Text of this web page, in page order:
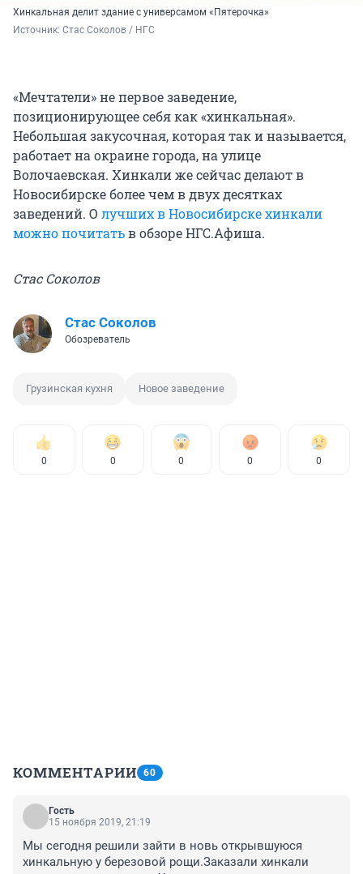
Хинкальная делит здание с универсамом «Пятерочка»
Источник: Стас Соколов / НГС
«Мечтатели» не первое заведение,
позиционирующее себя как «хинкальная».
Небольшая закусочная, которая так и называется,
работает на окраине города, на улице
Волочаевская. Хинкали же сейчас делают в
Новосибирске более чем в двух десятках
заведений. О лучших в Новосибирске хинкали
можно почитатьв обзоре НГС.Афиша.
Стас Соколов
Стас Соколов
Обозреватель
Грузинская кухня Новое заведение
0 0 0 0 0
КОММЕНТАРИИ 60
Гость
15 ноября 2019, 21:19
Мы сегодня решили зайти в новь открывшуюся
хинкальную у березовой рощи.Заказали хинкали